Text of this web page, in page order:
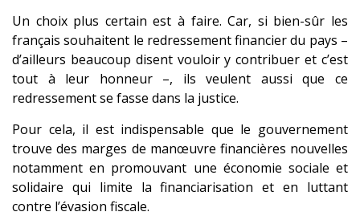
Un choix plus certain est à faire. Car, si bien-sûr les
français souhaitent le redressement financier du pays –
d’ailleurs beaucoup disent vouloir y contribuer et c’est
tout à leur honneur –, ils veulent aussi que ce
redressement se fasse dans la justice.
Pour cela, il est indispensable que le gouvernement
trouve des marges de manœuvre financières nouvelles
notamment en promouvant une économie sociale et
solidaire qui limite la financiarisation et en luttant
contre l’évasion fiscale.